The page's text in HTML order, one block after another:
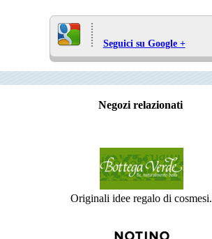
Seguici su Google +
Negozi relazionati
Originali idee regalo di cosmesi.